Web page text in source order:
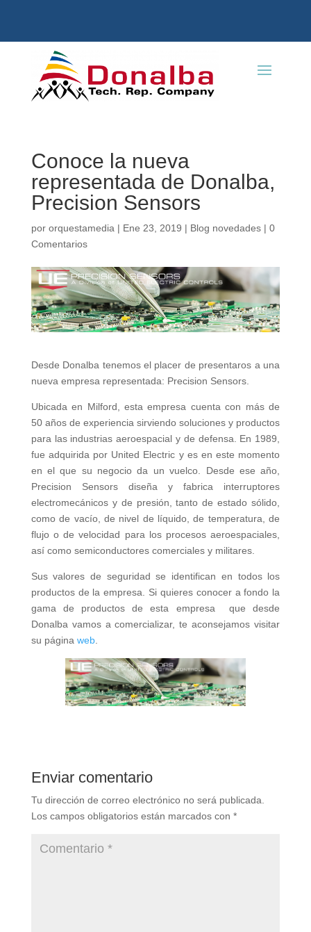
Conoce la nueva
representada de Donalba,
Precision Sensors
por orquestamedia | Ene 23, 2019 | Blog novedades| 0
Comentarios
Desde Donalba tenemos el placer de presentaros a una
nueva empresa representada: Precision Sensors.
Ubicada en Milford, esta empresa cuenta con más de
50 años de experiencia sirviendo soluciones y productos
para las industrias aeroespacial y de defensa. En 1989,
fue adquirida por United Electric y es en este momento
en el que su negocio da un vuelco. Desde ese año,
Precision Sensors diseña y fabrica interruptores
electromecánicos y de presión, tanto de estado sólido,
como de vacío, de nivel de líquido, de temperatura, de
flujo o de velocidad para los procesos aeroespaciales,
así como semiconductores comerciales y militares.
Sus valores de seguridad se identifican en todos los
productos de la empresa. Si quieres conocer a fondo la
gama de productos de esta empresa que desde
Donalba vamos a comercializar, te aconsejamos visitar
su página web.
Enviar comentario
Tu dirección de correo electrónico no será publicada.
Los campos obligatorios están marcados con *